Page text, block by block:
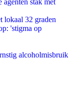
stak met
lokaal 32 graden
'stigma op
alcoholmisbruik